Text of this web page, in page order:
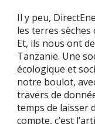
Il y peu,
les terres sèches
Et, ils nous ont
Tanzanie. Une
écologique et
notre boulot,
travers de
temps de laisser
compte, c’est